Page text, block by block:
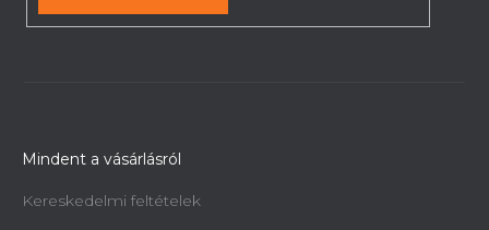
Mindent a vásárlásról
Kereskedelmi feltételek